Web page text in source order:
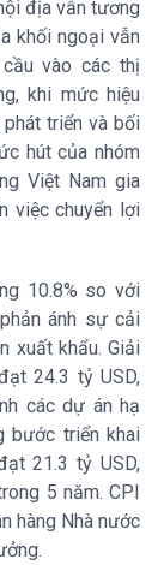
địa vẫn tương
khối ngoại vẫn
vào các thị
khi mức hiệu
triển và bối
hút của nhóm
Việt Nam gia
việc chuyển lợi
10.8% so với
ánh sự cải
xuất khẩu. Giải
24.3 tỷ USD,
các dự án hạ
bước triển khai
21.3 tỷ USD,
5 năm. CPI
hàng Nhà nước